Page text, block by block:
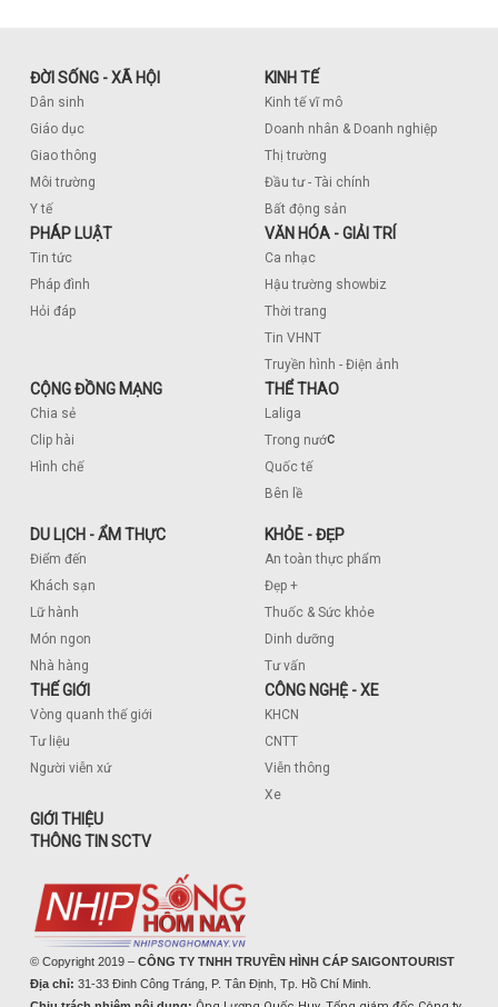
ĐỜI SỐNG - XÃ HỘI
Dân sinh
Giáo dục
Giao thông
Môi trường
Y tế
KINH TẾ
Kinh tế vĩ mô
Doanh nhân & Doanh nghiệp
Thị trường
Đầu tư - Tài chính
Bất động sản
PHÁP LUẬT
Tin tức
Pháp đình
Hỏi đáp
VĂN HÓA - GIẢI TRÍ
Ca nhạc
Hậu trường showbiz
Thời trang
Tin VHNT
Truyền hình - Điện ảnh
CỘNG ĐỒNG MẠNG
Chia sẻ
Clip hài
Hình chế
THỂ THAO
Laliga
Trong nước
Quốc tế
Bên lề
DU LỊCH - ẨM THỰC
Điểm đến
Khách sạn
Lữ hành
Món ngon
Nhà hàng
KHỎE - ĐẸP
An toàn thực phẩm
Đẹp +
Thuốc & Sức khỏe
Dinh dưỡng
Tư vấn
THẾ GIỚI
Vòng quanh thế giới
Tư liệu
Người viễn xứ
CÔNG NGHỆ - XE
KHCN
CNTT
Viễn thông
Xe
GIỚI THIỆU
THÔNG TIN SCTV
© Copyright 2019 – CÔNG TY TNHH TRUYỀN HÌNH CÁP SAIGONTOURIST
Địa chỉ: 31-33 Đinh Công Tráng, P. Tân Định, Tp. Hồ Chí Minh.